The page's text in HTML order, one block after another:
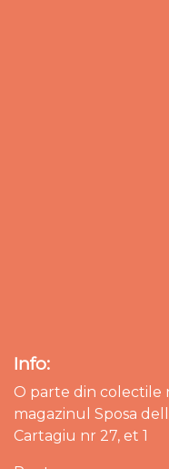
Info:
O parte din colectile
magazinul Sposa
Cartagiu nr 27, et 1